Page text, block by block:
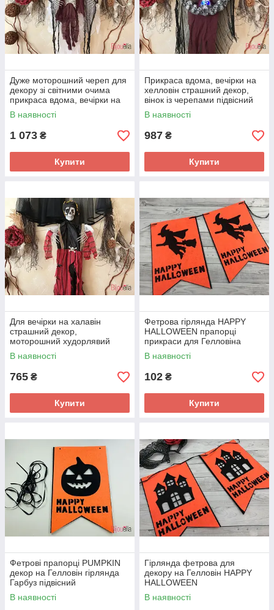
Дуже моторошний череп для
декору зі світними очима
прикраса вдома, вечірки на
холош
В наявності
1 073 ₴
Купити
Прикраса вдома, вечірки на
хелловін страшний декор,
вінок із черепами підвісний
В наявності
987 ₴
Купити
Для вечірки на халавін
страшний декор,
моторошний худорлявий
череп-пірат підвісний
В наявності
765 ₴
Купити
Фетрова гірлянда HAPPY
HALLOWEEN прапорці
прикраси для Гелловіна
В наявності
102 ₴
Купити
Фетрові прапорці PUMPKIN
декор на Гелловін гірлянда
Гарбуз підвісний
В наявності
Гірлянда фетрова для
декору на Гелловін HAPPY
HALLOWEEN
В наявності